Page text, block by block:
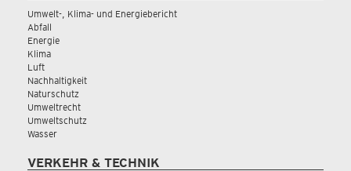
Umwelt-, Klima- und Energiebericht
Abfall
Energie
Klima
Luft
Nachhaltigkeit
Naturschutz
Umweltrecht
Umweltschutz
Wasser
VERKEHR & TECHNIK